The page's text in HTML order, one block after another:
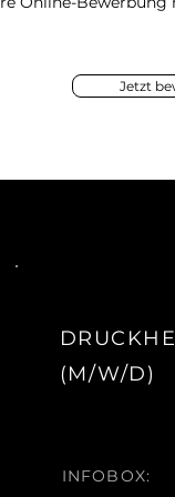
Jetzt
(M/W/D)
INFOBOX: